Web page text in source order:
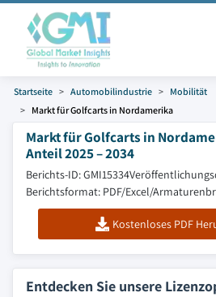
Startseite Automobilindustrie
Mobilität
Markt für Golfcarts in Nordamerika
Markt für Golfcarts in
Anteil 2025 – 2034
Berichts-ID: GMI15334
Berichtsformat: PDF/Excel/
Kostenloses PDF
Entdecken Sie unsere